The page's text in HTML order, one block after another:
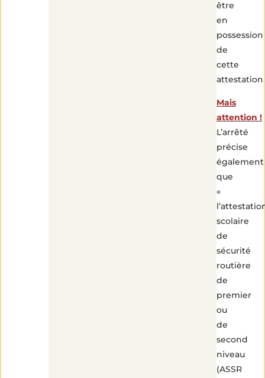
être
en
possession
de
cette
attestation
Mais
attention !
L’arrêté
précise
également
que
«
scolaire
de
sécurité
routière
de
premier
ou
de
second
niveau
(ASSR